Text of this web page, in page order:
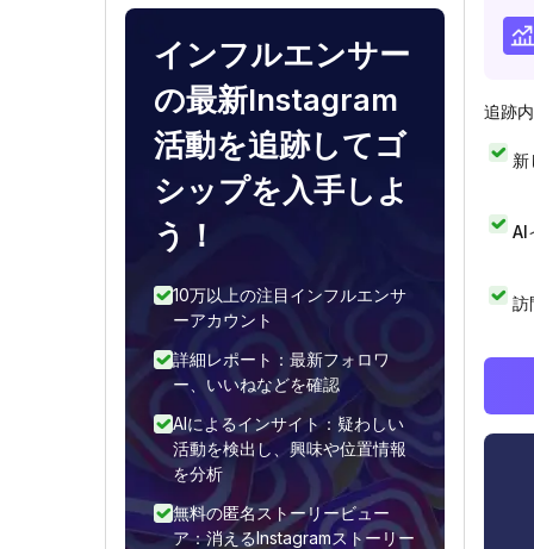
インフルエンサー
の最新Instagram
活動を追跡してゴ
シップを入手しよ
う！
10万以上の注目インフルエンサ
ーアカウント
詳細レポート：最新フォロワ
ー、いいねなどを確認
AIによるインサイト：疑わしい
活動を検出し、興味や位置情報
を分析
無料の匿名ストーリービュー
ア：消えるInstagramストーリー
追跡
新
AI
訪